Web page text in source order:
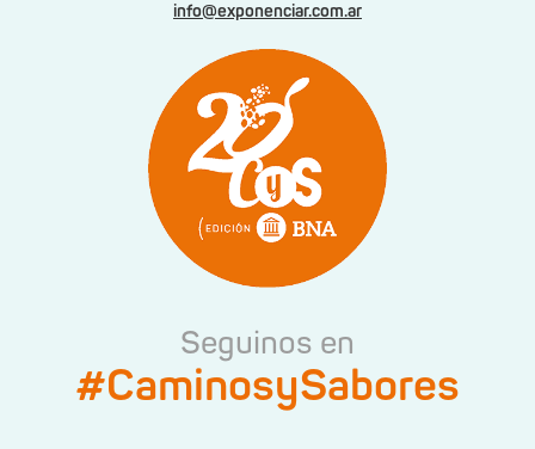
info@exponenciar.com.ar
Seguinos en
#CaminosySabores